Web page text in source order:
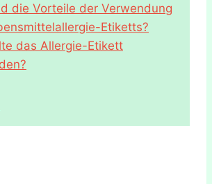
die Vorteile der Verwendung
Etiketts?
das Allergie-Etikett